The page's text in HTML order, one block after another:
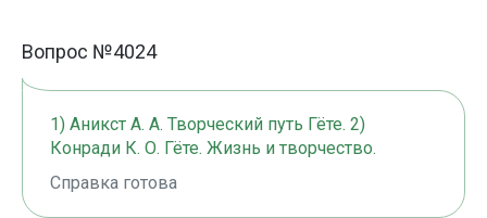
Вопрос №4024
1) Аникст А. А. Творческий путь Гёте. 2)
Конради К. О. Гёте. Жизнь и творчество.
Справка готова